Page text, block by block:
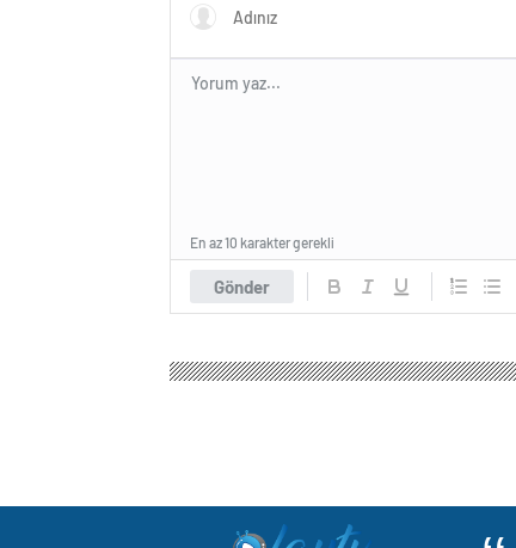
Gönder
En az 10 karakter gerekli